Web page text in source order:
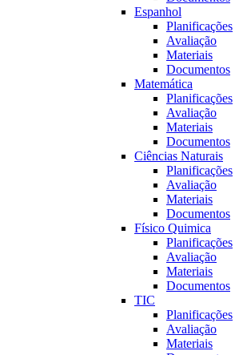
Espanhol
Planificações
Avaliação
Materiais
Documentos
Matemática
Planificações
Avaliação
Materiais
Documentos
Ciências Naturais
Planificações
Avaliação
Materiais
Documentos
Fí­sico Quimica
Planificações
Avaliação
Materiais
Documentos
TIC
Planificações
Avaliação
Materiais